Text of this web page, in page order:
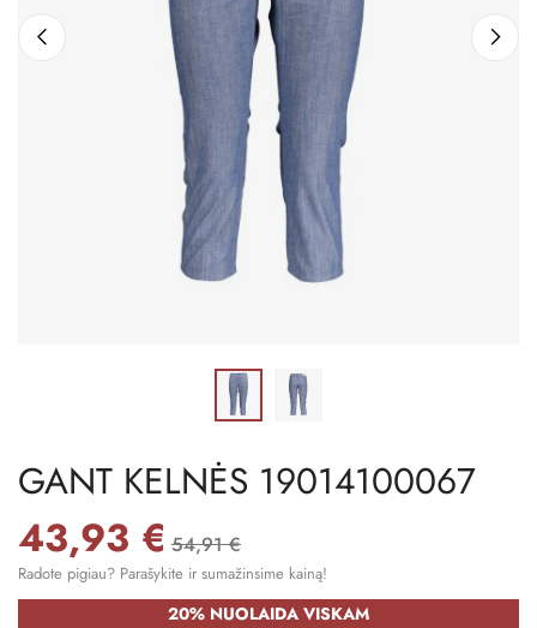
GANT KELNĖS 19014100067
43,93 € 54,91 €
Radote pigiau? Parašykite ir sumažinsime kainą!
20% NUOLAIDA VISKAM